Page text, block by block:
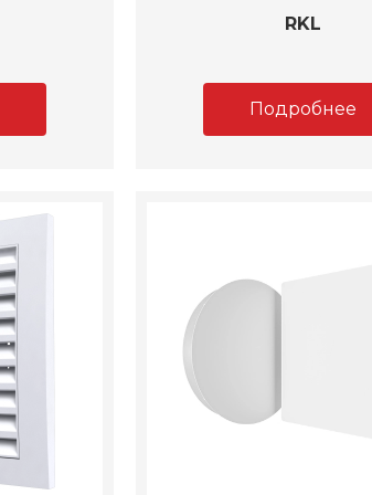
RKL
Подробнее